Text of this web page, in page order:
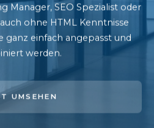
Manager, SEO Spezialist oder
ohne HTML Kenntnisse
ganz einfach angepasst und
werden.
UMSEHEN